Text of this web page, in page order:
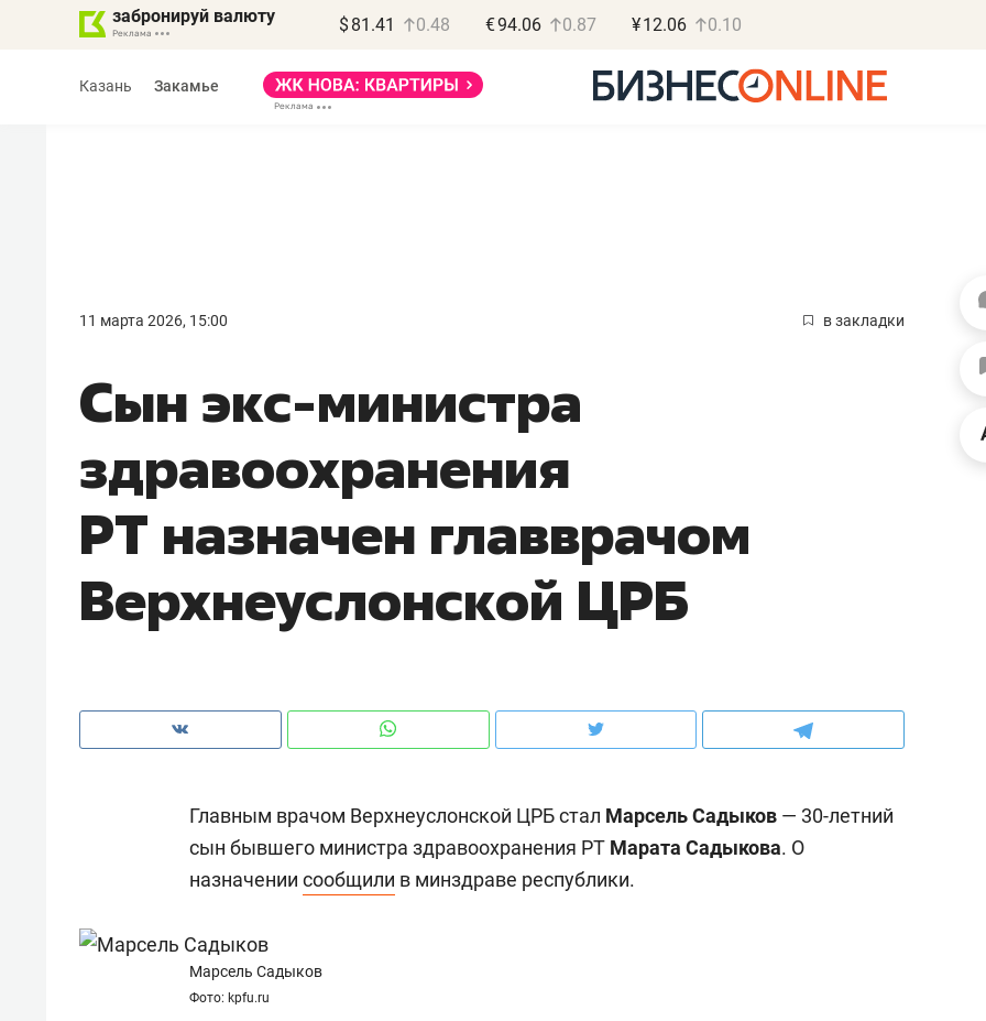
забронируй валюту $ 81.41 0.48 €94.06 0.87 ¥12.06 0.10
Казань Закамье
11 марта 2026, 15:00 в закладки
Сын экс-министра
здравоохранения
РТ назначен главврачом
Верхнеуслонской ЦРБ
Главным врачом Верхнеуслонской ЦРБ стал Марсель Садыков — 30-летний
сын бывшего министра здравоохранения РТ Марата Садыкова. О
назначении сообщили в минздраве республики.
Марсель Садыков
Фото: kpfu.ru
правил, бизнес может
потерять минимум
Как бизнесу выйти на зарубежные
чем интересен Оман?
Наседкина: «Ремонт вместе
с мебелью за 2 миллиона –
для меня это челлендж!»
Рекомендуем